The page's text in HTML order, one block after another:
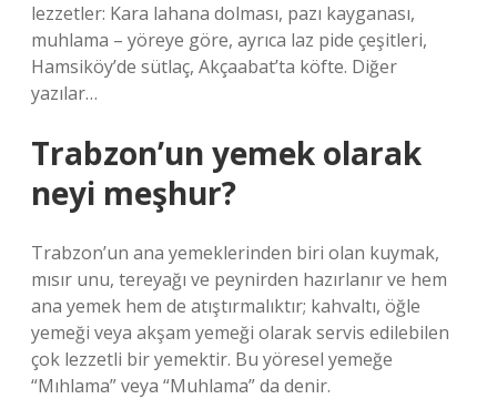
lezzetler: Kara lahana dolması, pazı kayganası,
muhlama – yöreye göre, ayrıca laz pide çeşitleri,
Hamsiköy’de sütlaç, Akçaabat’ta köfte. Diğer
yazılar…
Trabzon’un yemek olarak
neyi meşhur?
Trabzon’un ana yemeklerinden biri olan kuymak,
mısır unu, tereyağı ve peynirden hazırlanır ve hem
ana yemek hem de atıştırmalıktır; kahvaltı, öğle
yemeği veya akşam yemeği olarak servis edilebilen
çok lezzetli bir yemektir. Bu yöresel yemeğe
“Mıhlama” veya “Muhlama” da denir.